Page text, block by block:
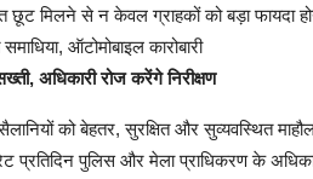
मिलने से न केवल ग्राहकों को बड़ा फायदा
ऑटोमोबाइल कारोबारी
अधिकारी रोज करेंगे निरीक्षण
को बेहतर, सुरक्षित और सुव्यवस्थित
प्रतिदिन पुलिस और मेला प्राधिकरण के